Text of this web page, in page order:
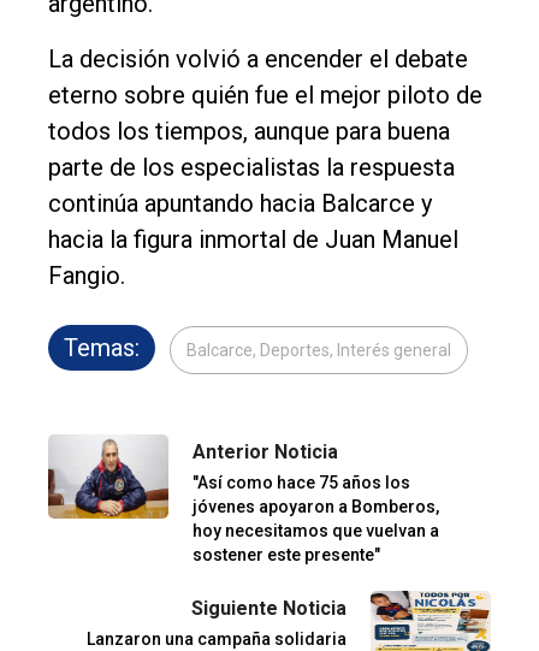
La decisión volvió a encender el debate
eterno sobre quién fue el mejor piloto de
todos los tiempos, aunque para buena
parte de los especialistas la respuesta
continúa apuntando hacia Balcarce y
hacia la figura inmortal de Juan Manuel
Fangio.
Temas: Balcarce, Deportes, Interés general
Anterior Noticia
"Así como hace 75 años los
jóvenes apoyaron a Bomberos,
hoy necesitamos que vuelvan a
sostener este presente"
Siguiente Noticia
Lanzaron una campaña solidaria